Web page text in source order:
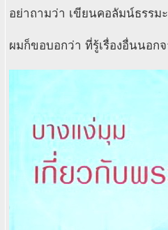
อย่าถามว่า เขียนคอลัมน์ธรรม
ผมก็ขอบอกว่า ที่รู้เรื่องอื่นนอก